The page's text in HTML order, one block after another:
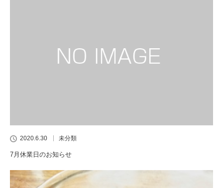
2020.6.30 未分類
7月休業日のお知らせ